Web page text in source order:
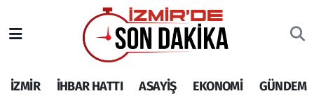
İZMİR İHBAR HATTI ASAYİŞ EKONOMİ GÜNDEM
İHBAR HATTI
İzmir Nöbetçi Eczaneler
İzmir Hava Durumu